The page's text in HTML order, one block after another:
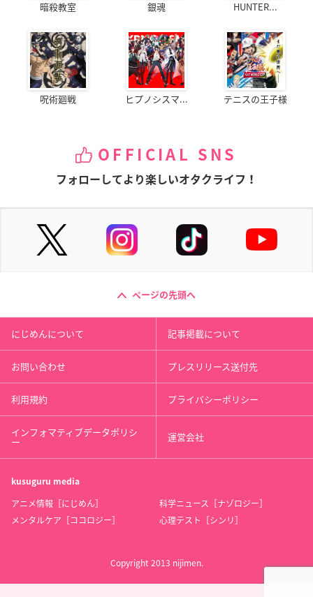
暗殺教室 銀魂 HUNTER...
呪術廻戦 ヒプノシスマ... テニスの王子様
OFFICIAL SNS
フォローしてより楽しいオタクライフ！
ページの先頭へ
にじめんについて 記事掲載について
お問い合わせ プレスリリース送付先
利用規約 プライバシーポリシー
インフォマティブデータポリシ
ー 運営会社
kusuguru media
アニメ情報［にじめん］
科学ニュース［ナゾロジー］
メンタルケア［ココロジー］
心理テスト［シンリ］
Copyright 2013 nijimen.